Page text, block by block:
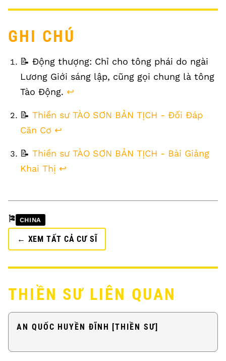
GHI CHÚ
FOOTNOTES
📝 Động thượng: Chỉ cho tông phái do ngài
Lương Giới sáng lập, cũng gọi chung là tông
Tào Động. ↩
📝 Thiền sư TÀO SƠN BẢN TỊCH - Đối Đáp
Căn Cơ ↩
📝 Thiền sư TÀO SƠN BẢN TỊCH - Bài Giảng
Khai Thị ↩
🎏 CHINA
← XEM TẤT CẢ CƯ SĨ
THIỀN SƯ LIÊN QUAN
AN QUỐC HUYỀN ĐĨNH [THIỀN SƯ]